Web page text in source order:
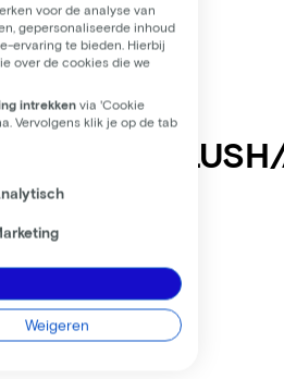
voor de analyse van
gepersonaliseerde inhoud
ervaring te bieden. Hierbij
over de cookies die we
intrekken via 'Cookie
Vervolgens klik je op de tab
Weigeren